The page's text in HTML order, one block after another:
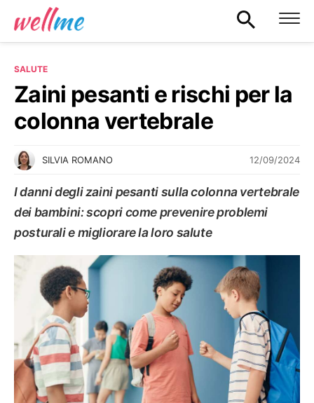
SALUTE
Zaini pesanti e rischi per la
colonna vertebrale
SILVIA ROMANO 12/09/2024
I danni degli zaini pesanti sulla colonna vertebrale
dei bambini: scopri come prevenire problemi
posturali e migliorare la loro salute
SALUTE